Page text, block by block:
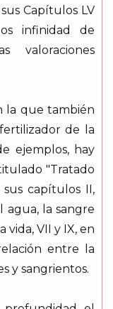
Capítulos LV
infinidad de
valoraciones
la que también
de la
ejemplos, hay
"Tratado
capítulos II,
agua, la sangre
vida, VII y IX, en
entre la
y sangrientos.